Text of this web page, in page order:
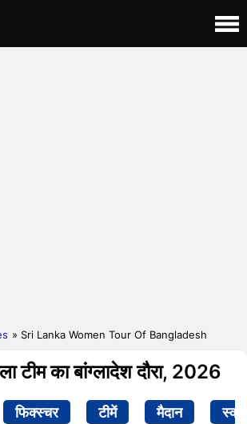
» Sri Lanka Women Tour Of Bangladesh
टीम का बांग्लादेश दौरा, 2026
फिक्स्चर टीमें मैदान